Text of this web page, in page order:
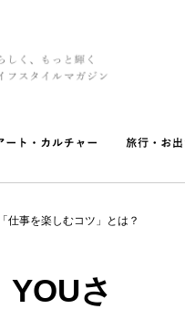
仕事を楽しむコツ」とは？
さ